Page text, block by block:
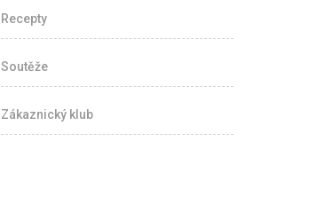
Recepty
Soutěže
Zákaznický klub